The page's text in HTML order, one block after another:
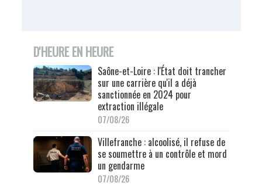
D'HEURE EN HEURE
Saône-et-Loire : l'État doit trancher
sur une carrière qu'il a déjà
sanctionnée en 2024 pour
extraction illégale
07/08/26
Villefranche : alcoolisé, il refuse de
se soumettre à un contrôle et mord
un gendarme
07/08/26